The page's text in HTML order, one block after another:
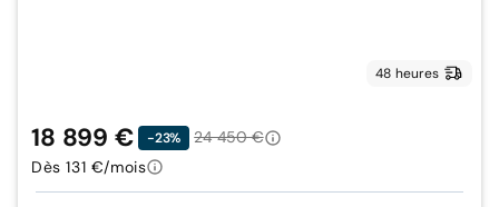
48 heures
18 899 € -23%
24 450 €
Dès 131 €/mois